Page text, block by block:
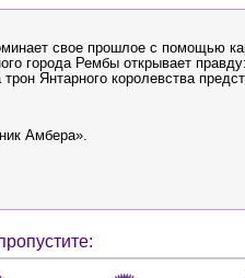
свое прошлое с помощью
города Рембы открывает
Янтарного королевства
Амбера».